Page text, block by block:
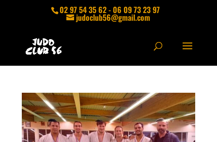
02 97 54 35 62 - 06 09 73 23 97
judoclub56@gmail.com